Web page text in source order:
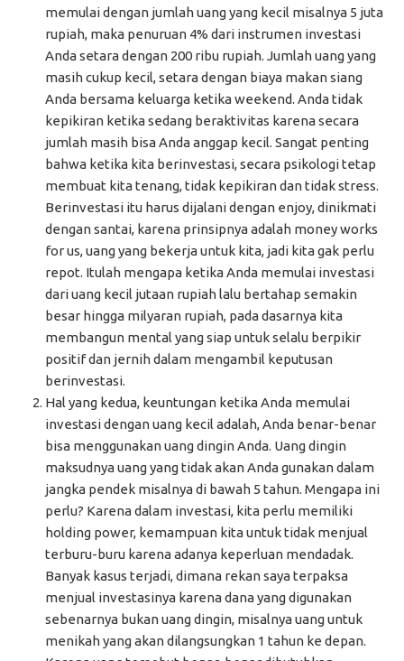
memulai dengan jumlah uang yang kecil misalnya 5 juta
rupiah, maka penuruan 4% dari instrumen investasi
Anda setara dengan 200 ribu rupiah. Jumlah uang yang
masih cukup kecil, setara dengan biaya makan siang
Anda bersama keluarga ketika weekend. Anda tidak
kepikiran ketika sedang beraktivitas karena secara
jumlah masih bisa Anda anggap kecil. Sangat penting
bahwa ketika kita berinvestasi, secara psikologi tetap
membuat kita tenang, tidak kepikiran dan tidak stress.
Berinvestasi itu harus dijalani dengan enjoy, dinikmati
dengan santai, karena prinsipnya adalah money works
for us, uang yang bekerja untuk kita, jadi kita gak perlu
repot. Itulah mengapa ketika Anda memulai investasi
dari uang kecil jutaan rupiah lalu bertahap semakin
besar hingga milyaran rupiah, pada dasarnya kita
membangun mental yang siap untuk selalu berpikir
positif dan jernih dalam mengambil keputusan
berinvestasi.
Hal yang kedua, keuntungan ketika Anda memulai
investasi dengan uang kecil adalah, Anda benar-benar
bisa menggunakan uang dingin Anda. Uang dingin
maksudnya uang yang tidak akan Anda gunakan dalam
jangka pendek misalnya di bawah 5 tahun. Mengapa ini
perlu? Karena dalam investasi, kita perlu memiliki
holding power, kemampuan kita untuk tidak menjual
terburu-buru karena adanya keperluan mendadak.
Banyak kasus terjadi, dimana rekan saya terpaksa
menjual investasinya karena dana yang digunakan
sebenarnya bukan uang dingin, misalnya uang untuk
menikah yang akan dilangsungkan 1 tahun ke depan.